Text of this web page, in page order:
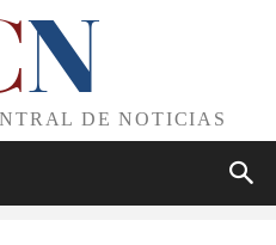
N
DE NOTICIAS